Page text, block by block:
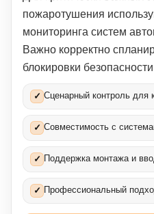
пожаротушения
мониторинга систем
Важно корректно
блокировки
✓ Сценарный контроль для
✓ Совместимость с
✓ Поддержка монтажа и
✓ Профессиональный